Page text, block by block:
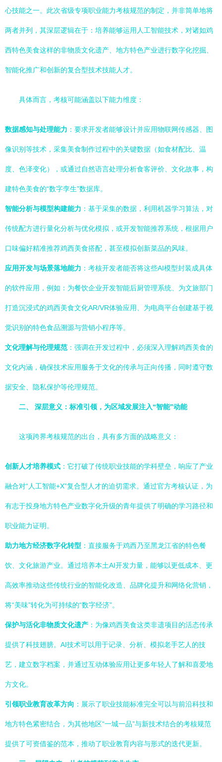
心技能之一。此次省级专项职业能力考核规范的制定，并非简单地将
两者并列，其深层逻辑在于：培养能够运用人工智能技术，对诸如鸡
西特色美食这样的非物质文化遗产、地方特色产业进行数字化挖掘、
智能化推广和创新的复合型技术技能人才。
具体而言，考核可能涵盖以下能力维度：
数据感知与处理能力 ：要求开发者能够设计并应用物联网传感器、图
像识别等技术，采集美食制作过程中的关键数据（如食材配比、温
度、色泽变化），或通过自然语言处理分析食客评价、文化故事，构
建特色美食的“数字孪生”数据库。
智能分析与模型构建能力 ：基于采集的数据，利用机器学习算法，对
传统配方进行量化分析与优化模拟，或开发智能推荐系统，根据用户
口味偏好精准推荐鸡西美食搭配，甚至模拟创新菜品的风味。
应用开发与场景落地能力 ：考核开发者能否将这些AI模型封装成具体
的软件应用，例如：为餐饮企业开发智能后厨管理系统、为文旅部门
打造沉浸式的鸡西美食文化AR/VR体验应用、为电商平台创建基于视
觉识别的特色食品溯源与营销小程序等。
文化理解与伦理规范 ：强调在开发过程中，必须深入理解鸡西美食的
文化内涵，确保技术应用服务于文化的传承与正向传播，同时遵守数
据安全、隐私保护等伦理规范。
二、 深层意义：标准引领，为区域发展注入“智能”动能
这项跨界考核规范的出台，具有多方面的战略意义：
创新人才培养模式 ：它打破了传统职业技能的学科壁垒，响应了产业
融合对“人工智能+X”复合型人才的迫切需求。通过官方考核认证，为
有志于投身地方特色产业数字化升级的青年提供了明确的学习路径和
职业能力证明。
助力地方经济数字化转型 ：直接服务于鸡西乃至黑龙江省的特色餐
饮、文化旅游产业。通过培养本土AI开发力量，能够以更低成本、更
高效率推动这些传统行业的智能化改造、品牌化提升和网络化营销，
将“美味”转化为可持续的“数字经济”。
保护与活化非物质文化遗产 ：为像鸡西美食这类非遗项目的活态传承
提供了科技翅膀。AI技术可以用于记录、分析、模拟老手艺人的技
艺，建立数字档案，并通过互动体验应用让更多年轻人了解和喜爱地
方文化。
引领职业教育改革方向 ：展示了职业技能标准完全可以与前沿科技和
地方特色紧密结合，为其他地区“一城一品”与新技术结合的考核规范
提供了可资借鉴的范本，推动了职业教育内容与形式的迭代更新。